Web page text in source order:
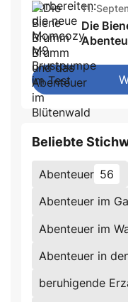
11.
Die
Beliebte
Abenteuer 56
Abenteuer im
Abenteuer im
Abenteuer in
beruhigende